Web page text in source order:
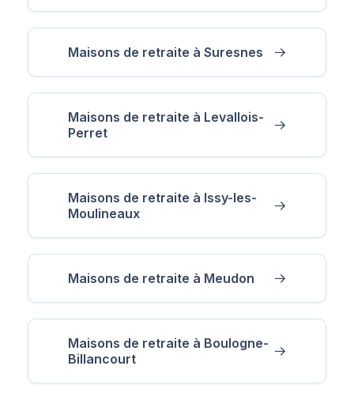
Maisons de retraite à Suresnes
Maisons de retraite à Levallois-
Perret
Maisons de retraite à Issy-les-
Moulineaux
Maisons de retraite à Meudon
Maisons de retraite à Boulogne-
Billancourt